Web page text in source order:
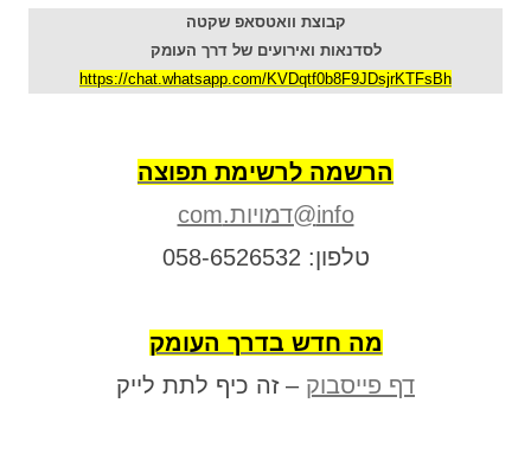
קבוצת וואטסאפ שקטה
לסדנאות ואירועים של דרך העומק
https://chat.whatsapp.com/KVDqtf0b8F9JDsjrKTFsBh
הרשמה לרשימת תפוצה
info@דמויות.com
טלפון: 058-6526532
מה חדש בדרך העומק
דף פייסבוק – זה כיף לתת לייק